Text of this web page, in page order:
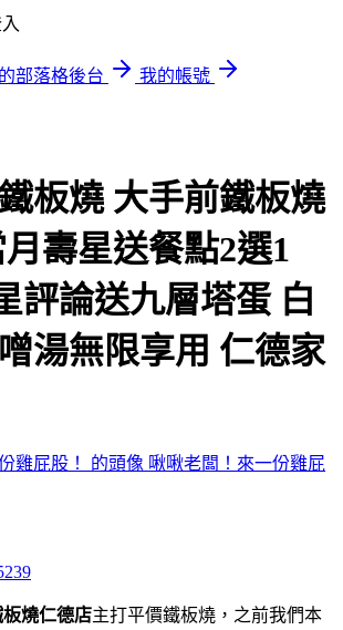
部落格後台
我的帳號
板燒 大手前鐵板燒
壽星送餐點2選1
評論送九層塔蛋 白
湯無限享用 仁德家
啾啾老闆！來一份雞屁
燒仁德店主打平價鐵板燒，之前我們本